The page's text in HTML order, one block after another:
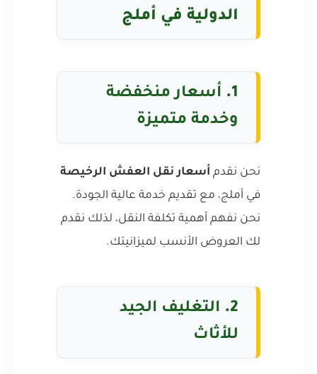
الدولية في أملج
1.
أسعار منخفضة
وخدمة متميزة
نحن نقدم أسعار نقل العفش الرخيصة
في أملج، مع تقديم خدمة عالية الجودة.
نحن نفهم أهمية تكلفة النقل، لذلك نقدم
لك العروض الأنسب لميزانيتك.
2.
التغليف الجيد
للأثاث